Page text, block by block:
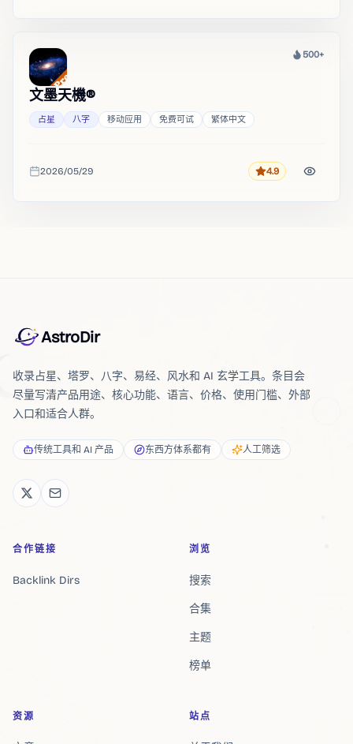
热度
500+
文墨天機®
占星 八字 移动应用 免费可试 繁体中文
收录时间
2026/05/29 评分4.9
AstroDir
收录占星、塔罗、八字、易经、风水和 AI 玄学工具。条目会
尽量写清产品用途、核心功能、语言、价格、使用门槛、外部
入口和适合人群。
传统工具和 AI 产品 东西方体系都有 人工筛选
合作链接
Backlink Dirs
浏览
搜索
合集
主题
榜单
资源 站点